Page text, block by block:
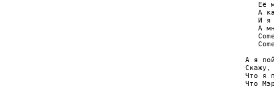
Её
А
И я
А
А я
Скажу,
Что я
Что